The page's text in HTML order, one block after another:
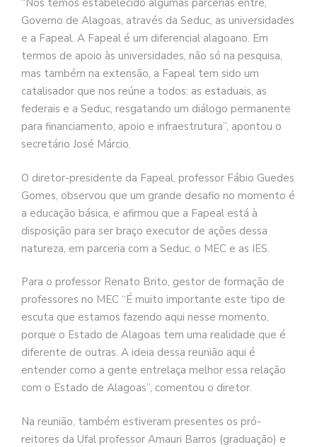
“Nós temos estabelecido algumas parcerias entre,
Governo de Alagoas, através da Seduc, as universidades
e a Fapeal. A Fapeal é um diferencial alagoano. Em
termos de apoio às universidades, não só na pesquisa,
mas também na extensão, a Fapeal tem sido um
catalisador que nos reúne a todos: as estaduais, as
federais e a Seduc, resgatando um diálogo permanente
para financiamento, apoio e infraestrutura”, apontou o
secretário José Márcio.
O diretor-presidente da Fapeal, professor Fábio Guedes
Gomes, observou que um grande desafio no momento é
a educação básica, e afirmou que a Fapeal está à
disposição para ser braço executor de ações dessa
natureza, em parceria com a Seduc, o MEC e as IES.
Para o professor Renato Brito, gestor de formação de
professores no MEC “É muito importante este tipo de
escuta que estamos fazendo aqui nesse momento,
porque o Estado de Alagoas tem uma realidade que é
diferente de outras. A ideia dessa reunião aqui é
entender como a gente entrelaça melhor essa relação
com o Estado de Alagoas”, comentou o diretor.
Na reunião, também estiveram presentes os pró-
reitores da Ufal professor Amauri Barros (graduação) e